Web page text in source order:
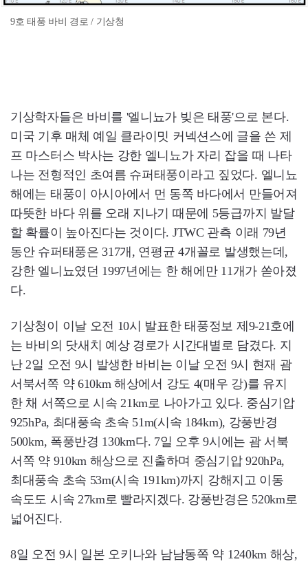
9호 태풍 바비 경로 / 기상청
기상학자들은 바비를 '엘니뇨가 빚은 태풍'으로 본다.
미국 기후 매체 예일 클라이밋 커넥션스에 글을 쓴 제
프 마스터스 박사는 강한 엘니뇨가 자리 잡을 때 나타
나는 전형적인 초여름 슈퍼태풍이라고 짚었다. 엘니뇨
해에는 태풍이 아시아에서 먼 동쪽 바다에서 만들어져
따뜻한 바다 위를 오래 지나기 때문에 5등급까지 발달
할 확률이 높아진다는 것이다. JTWC 관측 이래 79년
동안 슈퍼태풍은 317개, 연평균 4개꼴로 발생했는데,
강한 엘니뇨였던 1997년에는 한 해에만 11개가 쏟아졌
다.
기상청이 이날 오전 10시 발표한 태풍정보 제9-21호에
는 바비의 닷새치 예상 경로가 시간대별로 담겼다. 지
난 2일 오전 9시 발생한 바비는 이날 오전 9시 현재 괌
서북서쪽 약 610km 해상에서 강도 4(매우 강)를 유지
한 채 서쪽으로 시속 21km로 나아가고 있다. 중심기압
925hPa, 최대풍속 초속 51m(시속 184km), 강풍반경
500km, 폭풍반경 130km다. 7일 오후 9시에는 괌 서북
서쪽 약 910km 해상으로 진출하며 중심기압 920hPa,
최대풍속 초속 53m(시속 191km)까지 강해지고 이동
속도도 시속 27km로 빨라지겠다. 강풍반경은 520km로
넓어진다.
8일 오전 9시 일본 오키나와 남남동쪽 약 1240km 해상,